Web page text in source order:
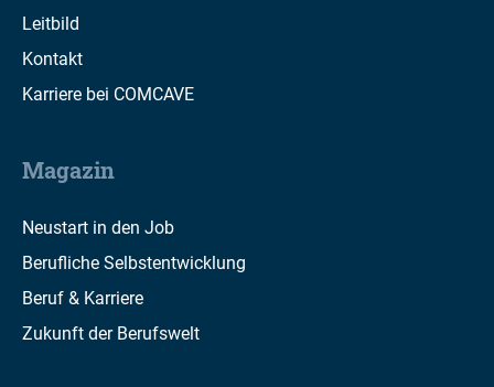
Leitbild
Kontakt
Karriere bei COMCAVE
Magazin
Neustart in den Job
Berufliche Selbstentwicklung
Beruf & Karriere
Zukunft der Berufswelt